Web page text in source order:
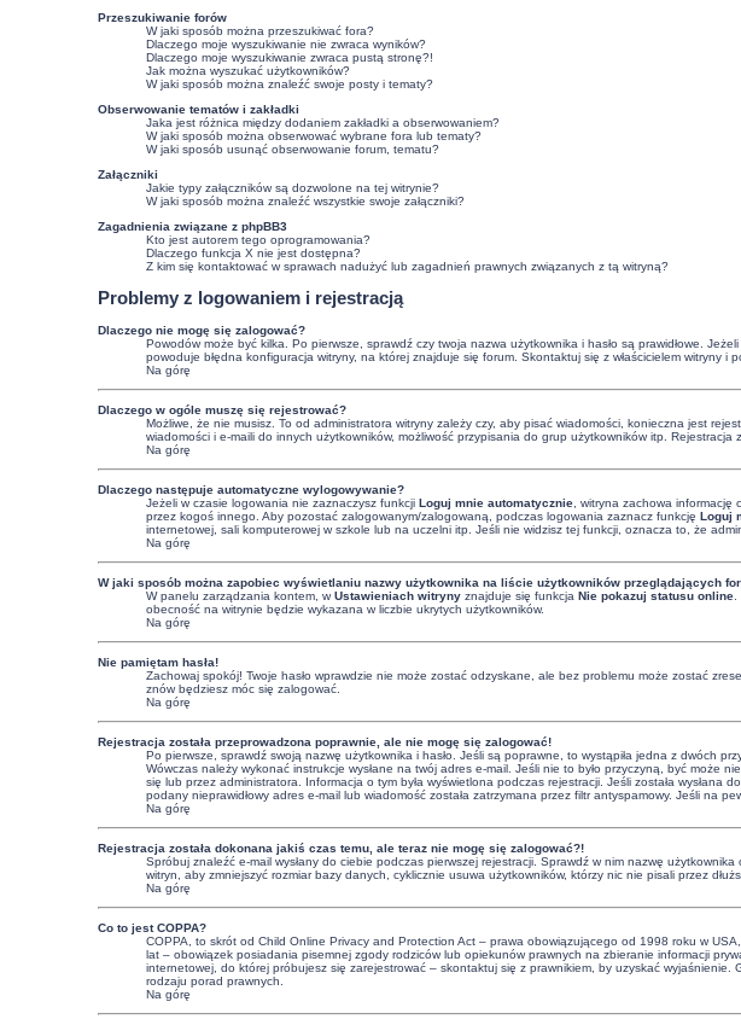
Przeszukiwanie forów
W jaki sposób można przeszukiwać fora?
Dlaczego moje wyszukiwanie nie zwraca wyników?
Dlaczego moje wyszukiwanie zwraca pustą stronę?!
Jak można wyszukać użytkowników?
W jaki sposób można znaleźć swoje posty i tematy?
Obserwowanie tematów i zakładki
Jaka jest różnica między dodaniem zakładki a obserwowaniem?
W jaki sposób można obserwować wybrane fora lub tematy?
W jaki sposób usunąć obserwowanie forum, tematu?
Załączniki
Jakie typy załączników są dozwolone na tej witrynie?
W jaki sposób można znaleźć wszystkie swoje załączniki?
Zagadnienia związane z phpBB3
Kto jest autorem tego oprogramowania?
Dlaczego funkcja X nie jest dostępna?
Z kim się kontaktować w sprawach nadużyć lub zagadnień prawnych związanych z tą witryną?
Problemy z logowaniem i rejestracją
Dlaczego nie mogę się zalogować?
Powodów może być kilka. Po pierwsze, sprawdź czy twoja nazwa użytkownika i hasło są prawidłowe.
powoduje błędna konfiguracja witryny, na której znajduje się forum. Skontaktuj się z właścicielem witryny i
Na górę
Dlaczego w ogóle muszę się rejestrować?
Możliwe, że nie musisz. To od administratora witryny zależy czy, aby pisać wiadomości, konieczna jest
wiadomości i e-maili do innych użytkowników, możliwość przypisania do grup użytkowników itp. Rejestracja
Na górę
Dlaczego następuje automatyczne wylogowywanie?
Jeżeli w czasie logowania nie zaznaczysz funkcji Loguj mnie automatycznie, witryna zachowa informację
przez kogoś innego. Aby pozostać zalogowanym/zalogowaną, podczas logowania zaznacz funkcję Loguj
internetowej, sali komputerowej w szkole lub na uczelni itp. Jeśli nie widzisz tej funkcji, oznacza to, że
Na górę
W jaki sposób można zapobiec wyświetlaniu nazwy użytkownika na liście użytkowników przeglądających
W panelu zarządzania kontem, w Ustawieniach witrynyznajduje się funkcja Nie pokazuj statusu online.
obecność na witrynie będzie wykazana w liczbie ukrytych użytkowników.
Na górę
Nie pamiętam hasła!
Zachowaj spokój! Twoje hasło wprawdzie nie może zostać odzyskane, ale bez problemu może zostać
znów będziesz móc się zalogować.
Na górę
Rejestracja została przeprowadzona poprawnie, ale nie mogę się zalogować!
Po pierwsze, sprawdź swoją nazwę użytkownika i hasło. Jeśli są poprawne, to wystąpiła jedna z dwóch
Wówczas należy wykonać instrukcje wysłane na twój adres e-mail. Jeśli nie to było przyczyną, być może
się lub przez administratora. Informacja o tym była wyświetlona podczas rejestracji. Jeśli została
podany nieprawidłowy adres e-mail lub wiadomość została zatrzymana przez filtr antyspamowy. Jeśli na
Na górę
Rejestracja została dokonana jakiś czas temu, ale teraz nie mogę się zalogować?!
Spróbuj znaleźć e-mail wysłany do ciebie podczas pierwszej rejestracji. Sprawdź w nim nazwę
witryn, aby zmniejszyć rozmiar bazy danych, cyklicznie usuwa użytkowników, którzy nic nie pisali przez
Na górę
Co to jest COPPA?
COPPA, to skrót od Child Online Privacy and Protection Act – prawa obowiązującego od 1998 roku w
lat – obowiązek posiadania pisemnej zgody rodziców lub opiekunów prawnych na zbieranie informacji
internetowej, do której próbujesz się zarejestrować – skontaktuj się z prawnikiem, by uzyskać
rodzaju porad prawnych.
Na górę